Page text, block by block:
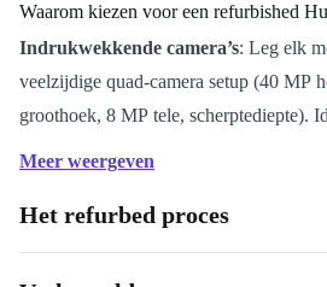
Waarom kiezen voor een refurbished
Indrukwekkende camera’s: Leg elk
veelzijdige quad-camera setup (40 MP
groothoek, 8 MP tele, scherptediepte).
werkgeheugen zorgen voor soepele
respons, of je nu foto’s bewerkt,
Meer weergeven
Het refurbed proces